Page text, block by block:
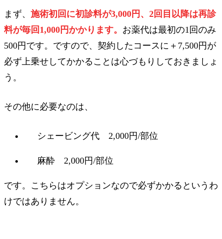
まず、 施術初回に初診料が3,000円、2回目以降は再診
料が毎回1,000円かかります。 お薬代は最初の1回のみ
500円です。ですので、契約したコースに＋7,500円が
必ず上乗せしてかかることは心づもりしておきましょ
う。
その他に必要なのは、
シェービング代 2,000円/部位
麻酔 2,000円/部位
です。こちらはオプションなので必ずかかるというわ
けではありません。